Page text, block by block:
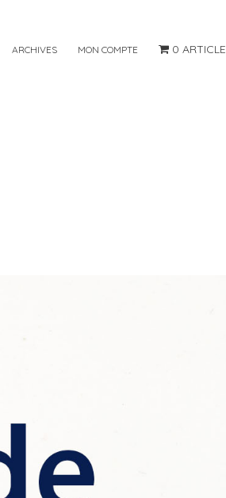
ARCHIVES MON COMPTE 0 ARTICLE